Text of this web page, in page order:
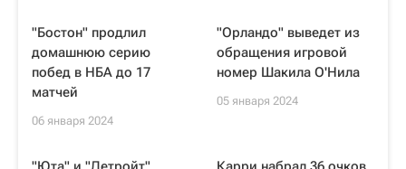
"Бостон" продлил
домашнюю серию
побед в НБА до 17
матчей
06 января 2024
"Орландо" выведет из
обращения игровой
номер Шакила О'Нила
05 января 2024